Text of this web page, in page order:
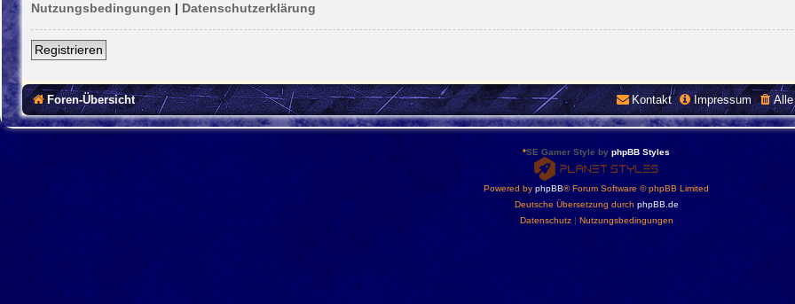
Nutzungsbedingungen | Datenschutzerklärung
Registrieren
Foren-Übersicht Impressum
Kontakt
*SE Gamer Style by phpBB Styles
Powered by phpBB® Forum Software © phpBB Limited
Deutsche Übersetzung durch phpBB.de
Datenschutz| Nutzungsbedingungen